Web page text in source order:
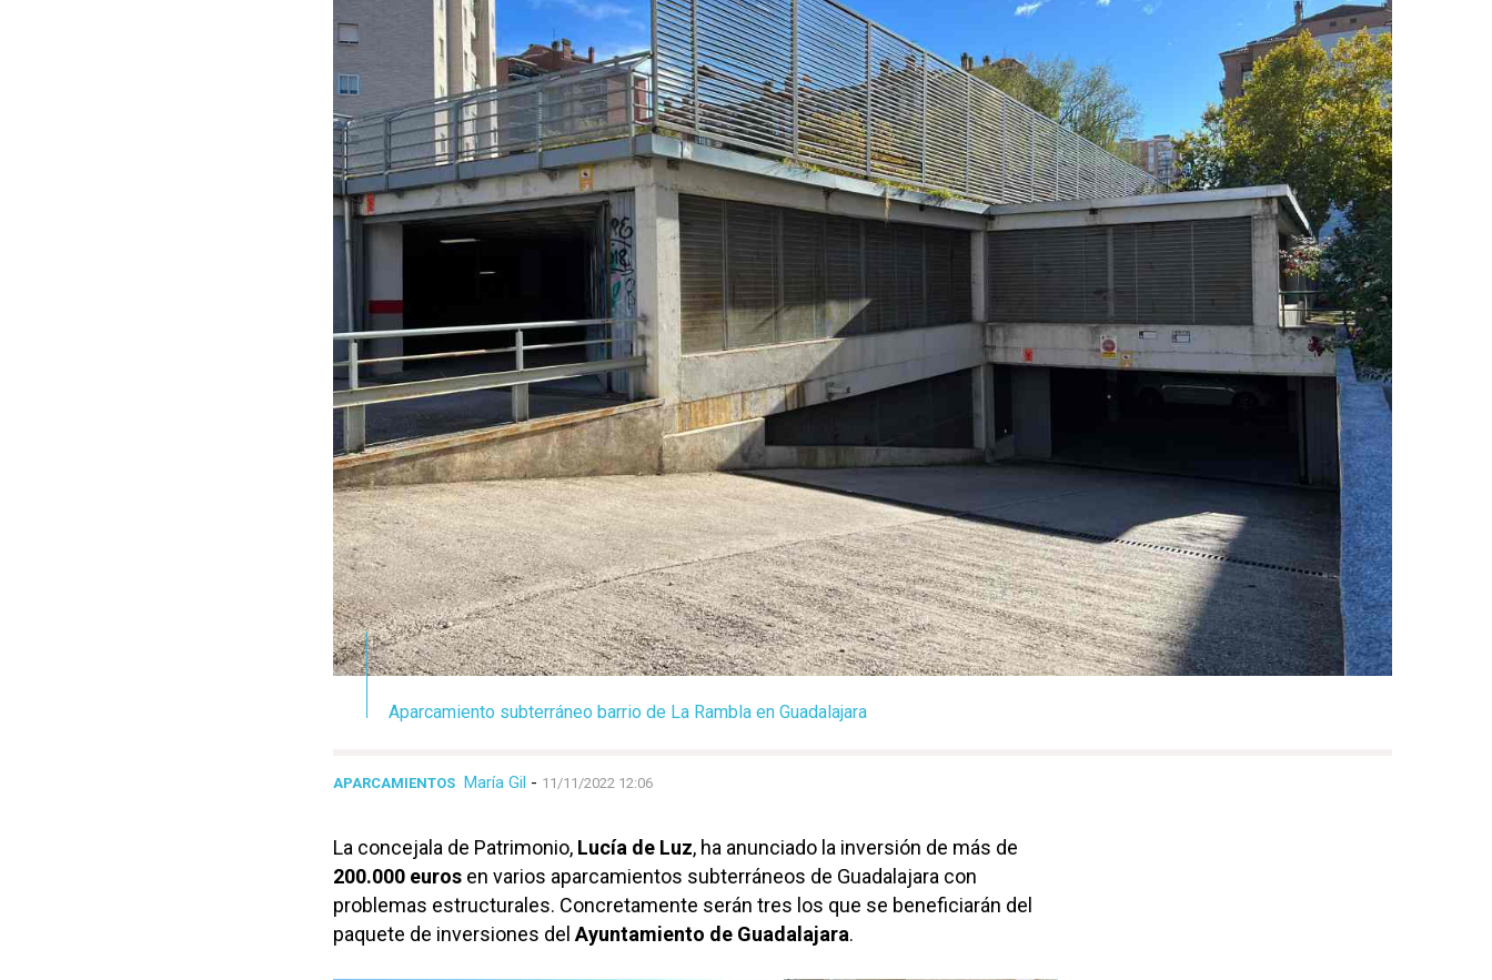
Aparcamiento subterráneo barrio de La Rambla en Guadalajara
APARCAMIENTOS María Gil - 11/11/2022 12:06
La concejala de Patrimonio, Lucía de Luz, ha anunciado la inversión de más de
200.000 euros en varios aparcamientos subterráneos de Guadalajara con
problemas estructurales. Concretamente serán tres los que se beneficiarán del
paquete de inversiones del Ayuntamiento de Guadalajara.